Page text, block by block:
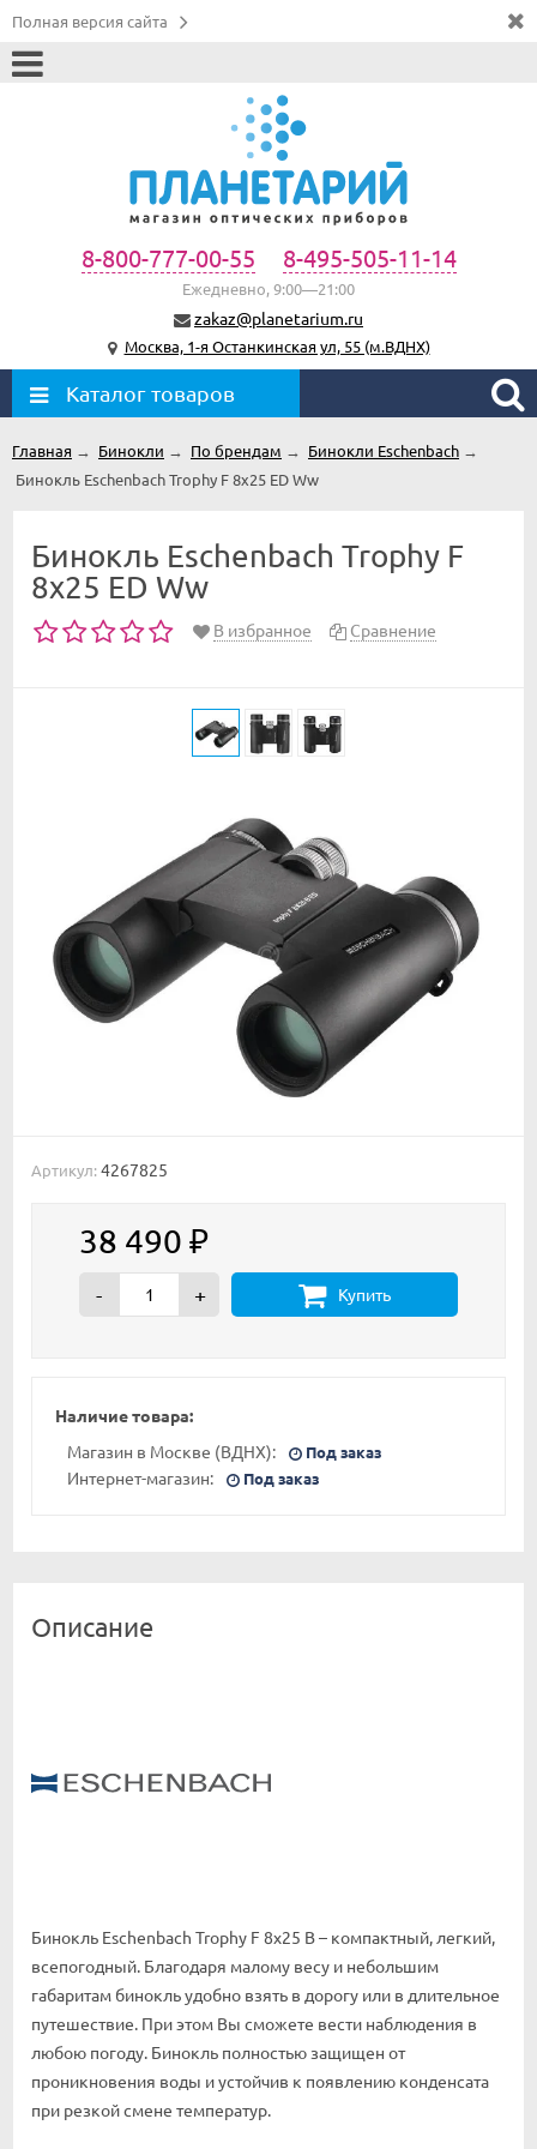
Полная версия сайта
8-800-777-00-55 8-495-505-11-14
Ежедневно, 9:00—21:00
zakaz@planetarium.ru
Москва, 1-я Останкинская ул, 55 (м.ВДНХ)
Каталог товаров
Главная → Бинокли → По брендам → Бинокли Eschenbach →
Бинокль Eschenbach Trophy F 8x25 ED Ww
Бинокль Eschenbach Trophy F
8x25 ED Ww
В избранное Сравнение
Артикул: 4267825
38 490 ₽
- + Купить
Наличие товара:
Магазин в Москве (ВДНХ):
Под заказ
Интернет-магазин: Под заказ
Описание
Бинокль Eschenbach Trophy F 8x25 B – компактный, легкий,
всепогодный. Благодаря малому весу и небольшим
габаритам бинокль удобно взять в дорогу или в длительное
путешествие. При этом Вы сможете вести наблюдения в
любою погоду. Бинокль полностью защищен от
проникновения воды и устойчив к появлению конденсата
при резкой смене температур.